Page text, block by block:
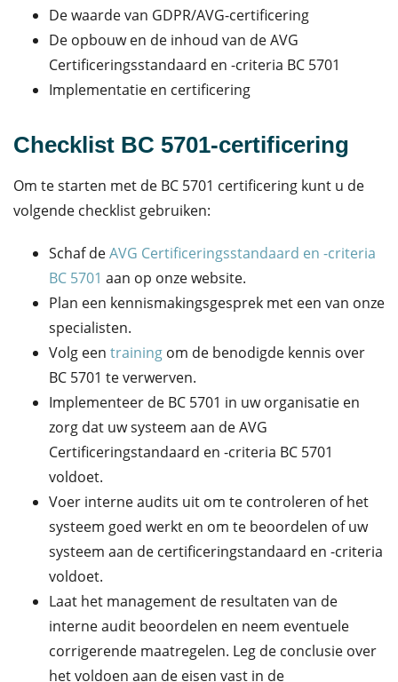
De waarde van GDPR/AVG-certificering
De opbouw en de inhoud van de AVG
Certificeringsstandaard en -criteria BC 5701
Implementatie en certificering
Checklist BC 5701-certificering
Om te starten met de BC 5701 certificering kunt u de
volgende checklist gebruiken:
Schaf deAVG Certificeringsstandaard en -criteria
BC 5701 aan op onze website.
Plan een kennismakingsgesprek met een van onze
specialisten.
Volg een training om de benodigde kennis over
BC 5701 te verwerven.
Implementeer de BC 5701 in uw organisatie en
zorg dat uw systeem aan de AVG
Certificeringstandaard en -criteria BC 5701
voldoet.
Voer interne audits uit om te controleren of het
systeem goed werkt en om te beoordelen of uw
systeem aan de certificeringstandaard en -criteria
voldoet.
Laat het management de resultaten van de
interne audit beoordelen en neem eventuele
corrigerende maatregelen. Leg de conclusie over
het voldoen aan de eisen vast in de